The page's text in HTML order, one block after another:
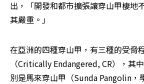
出，「開發和都市擴張讓穿山甲棲地
其嚴重。」
在亞洲的四種穿山甲，有三種的受脅
（Critically Endangered, CR），其
別是馬來穿山甲（Sunda Pangolin，